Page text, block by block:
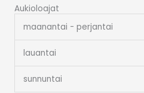
Aukioloajat
maanantai - perjantai
lauantai
sunnuntai